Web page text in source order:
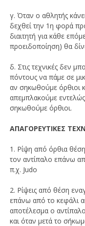
γ. Όταν ο αθλητής
δεχθεί την 1η φορά
διαιτητή για κάθε
προειδοποίηση) θα
δ. Στις τεχνικές δεν
πόντους να πάμε σε
αν σηκωθούμε όρθιοι
απεμπλακούμε
σηκωθούμε όρθιοι.
ΑΠΑΓΟΡΕΥΤΙΚΕΣ
1. Ρίψη από όρθια
τον αντίπαλο επάνω
π.χ. Judo
2. Ρίψεις από θέση
επάνω από το κεφάλι
αποτέλεσμα ο
και όταν μετά το